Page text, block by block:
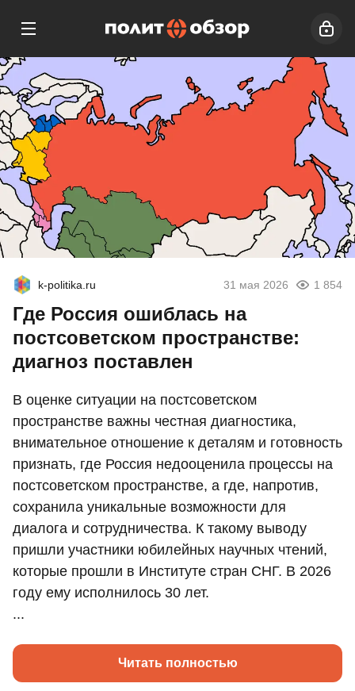
k-politika.ru 31 мая 2026 1 854
Где Россия ошиблась на
постсоветском пространстве:
диагноз поставлен
В оценке ситуации на постсоветском
пространстве важны честная диагностика,
внимательное отношение к деталям и готовность
признать, где Россия недооценила процессы на
постсоветском пространстве, а где, напротив,
сохранила уникальные возможности для
диалога и сотрудничества. К такому выводу
пришли участники юбилейных научных чтений,
которые прошли в Институте стран СНГ. В 2026
году ему исполнилось 30 лет.
...
Читать полностью